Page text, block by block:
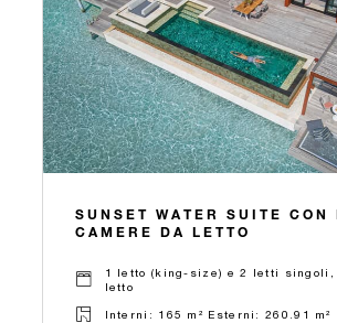
SUNSET WATER SUITE CON
CAMERE DA LETTO
1 letto (king-size) e 2 letti singoli,
letto
Interni: 165 m² Esterni: 260.91 m²